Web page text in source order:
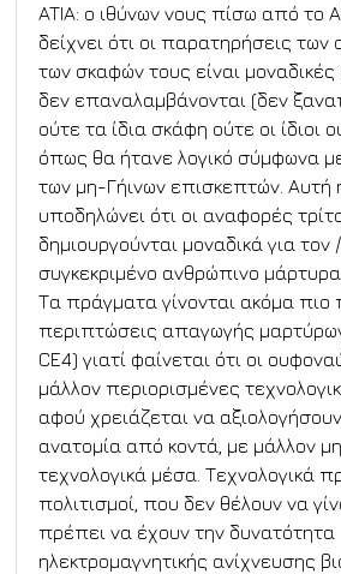
ATIA: ο ιθύνων νους πίσω από το
δείχνει ότι οι παρατηρήσεις των
των σκαφών τους είναι
δεν επαναλαμβάνονται (δεν
ούτε τα ίδια σκάφη ούτε οι ίδιοι
όπως θα ήτανε λογικό σύμφωνα
των μη-Γήινων επισκεπτών.
υποδηλώνει ότι οι αναφορές
δημιουργούνται μοναδικά για
συγκεκριμένο ανθρώπινο μάρτυρα.
Τα πράγματα γίνονται ακόμα πιο
περιπτώσεις απαγωγής
CE4) γιατί φαίνεται ότι οι
μάλλον περιορισμένες
αφού χρειάζεται να
ανατομία από κοντά, με μάλλον
τεχνολογικά μέσα. Τεχνολογικά
πολιτισμοί, που δεν θέλουν να
πρέπει να έχουν την δυνατότητα
ηλεκτρομαγνητικής ανίχνευσης